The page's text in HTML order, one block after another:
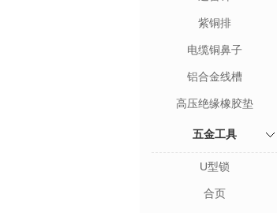
紫铜排
电缆铜鼻子
铝合金线槽
高压绝缘橡胶垫
五金工具
U型锁
合页